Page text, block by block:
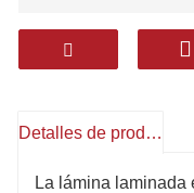
automóviles,
creación y
Detalles de producto
La lámina laminada